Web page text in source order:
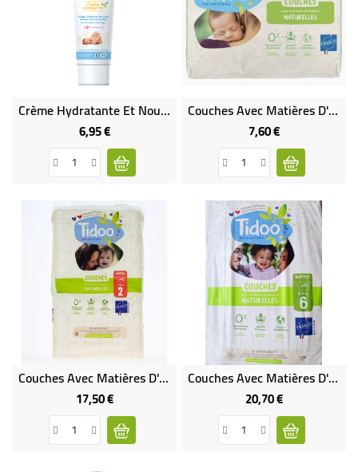
Crème Hydratante Et Nourrissante Bébé Et Nourrisson À La Fleur D'oranger Bio - 100mL
6,95 €Prix
Couches Avec Matières D'origines Naturelles - T1 (2 À 5 Kg)
7,60 €Prix
Couches Avec Matières D'origines Naturelles - T2 (3 À 6 Kg)
17,50 €Prix
Couches Avec Matières D'origines Naturelles - T5 (12 À 25 Kg)
20,70 €Prix